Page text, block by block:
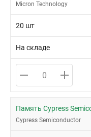
Micron Technology
20 шт
На складе
Память Cypress
Cypress Semiconductor